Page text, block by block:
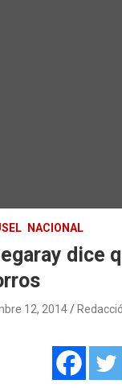
NACIONAL
dice
12, 2014